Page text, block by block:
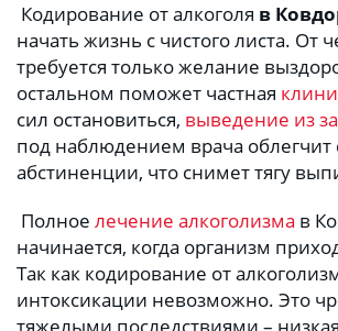
Кодирование от алкоголя в
начать жизнь с чистого листа. От
требуется только желание
остальном поможет частная
сил остановиться, выведение из
под наблюдением врача облегчит
абстиненции, что снимет тягу
Полное лечение алкоголизма в
начинается, когда организм
Так как кодирование от
интоксикации невозможно. Это